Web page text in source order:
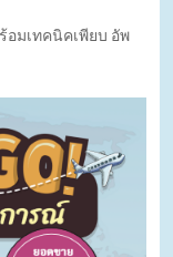
อมเทคนิคเพียบ อัพ